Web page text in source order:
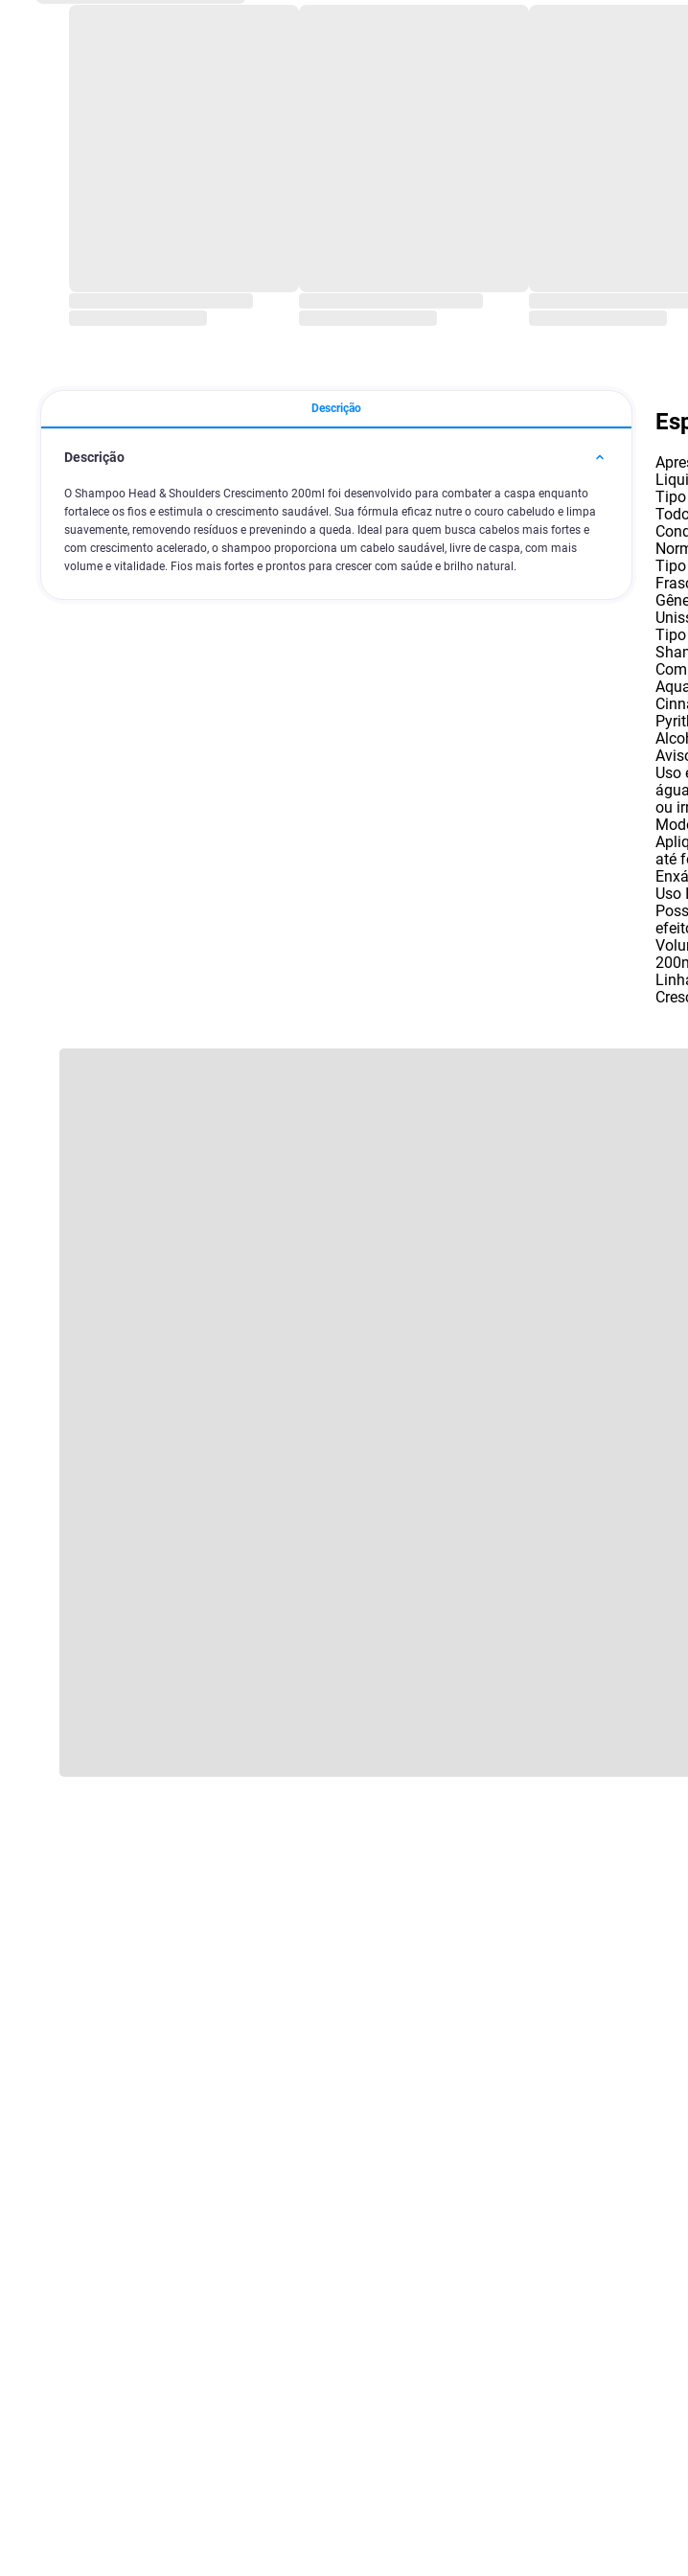
Descrição
Descrição
O Shampoo Head & Shoulders Crescimento 200ml foi desenvolvido para combater a caspa enquanto
fortalece os fios e estimula o crescimento saudável. Sua fórmula eficaz nutre o couro cabeludo e limpa
suavemente, removendo resíduos e prevenindo a queda. Ideal para quem busca cabelos mais fortes e
com crescimento acelerado, o shampoo proporciona um cabelo saudável, livre de caspa, com mais
volume e vitalidade. Fios mais fortes e prontos para crescer com saúde e brilho natural.
Tipo
Uso
ou
até
Uso